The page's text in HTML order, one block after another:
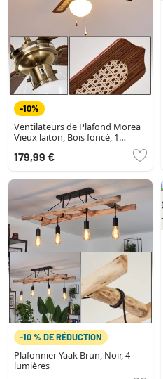
-10%
Ventilateurs de Plafond Morea
Vieux laiton, Bois foncé, 1
179,99 €
-10 % DE RÉDUCTION
Plafonnier Yaak Brun, Noir, 4
lumières